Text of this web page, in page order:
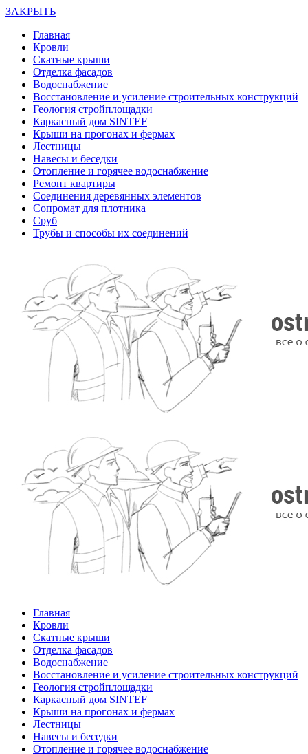
ЗАКРЫТЬ
Главная
Кровли
Скатные крыши
Отделка фасадов
Водоснабжение
Восстановление и усиление строительных конструкций
Геология стройплощадки
Каркасный дом SINTEF
Крыши на прогонах и фермах
Лестницы
Навесы и беседки
Отопление и горячее водоснабжение
Ремонт квартиры
Соединения деревянных элементов
Сопромат для плотника
Сруб
Трубы и способы их соединений
Главная
Кровли
Скатные крыши
Отделка фасадов
Водоснабжение
Восстановление и усиление строительных конструкций
Геология стройплощадки
Каркасный дом SINTEF
Крыши на прогонах и фермах
Лестницы
Навесы и беседки
Отопление и горячее водоснабжение